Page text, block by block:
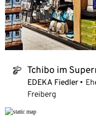
tchibo_logo Tchibo im
EDEKA Fiedler
Freiberg